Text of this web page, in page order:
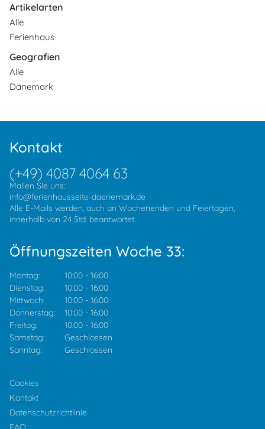
Artikelarten
Alle
Ferienhaus
Geografien
Alle
Dänemark
Kontakt
(+49) 4087 4064 63
Mailen Sie uns:
info@ferienhausseite-daenemark.de
Alle E-Mails werden, auch an Wochenenden und Feiertagen,
innerhalb von 24 Std. beantwortet.
Öffnungszeiten Woche 33:
Montag: 10:00 - 16:00
Dienstag:
10:00 - 16:00
Mittwoch:
10:00 - 16:00
Donnerstag:
10:00 - 16:00
Freitag:
10:00 - 16:00
Samstag:
Geschlossen
Sonntag:
Geschlossen
Cookies
Kontakt
Datenschutzrichtlinie